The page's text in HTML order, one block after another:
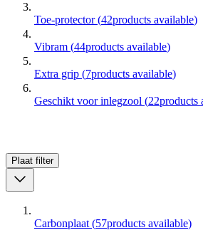
Toe-protector (42products available)
Vibram (44products available)
Extra grip (7products available)
Geschikt voor inlegzool (22products
Plaat filter
Carbonplaat (57products available)